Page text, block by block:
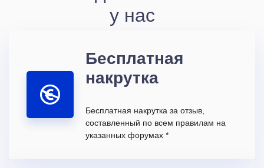
у нас
Бесплатная
накрутка
Бесплатная накрутка за отзыв,
составленный по всем правилам на
указанных форумах *